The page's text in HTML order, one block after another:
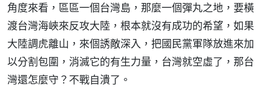
角度來看，區區一個台灣島，那麼一個彈丸之地，要橫
渡台灣海峽來反攻大陸，根本就沒有成功的希望，如果
大陸調虎離山，來個誘敵深入，把國民黨軍隊放進來加
以分割包圍，消滅它的有生力量，台灣就空虛了，那台
灣還怎麼守？不戰自潰了。